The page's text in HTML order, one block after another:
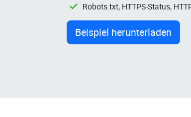
Robots.txt, HTTPS-Status,
Beispiel herunterladen